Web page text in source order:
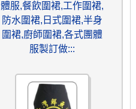
體服,餐飲圍裙,工作圍裙,
防水圍裙,日式圍裙,半身
圍裙,廚師圍裙,各式團體
服製訂做:::